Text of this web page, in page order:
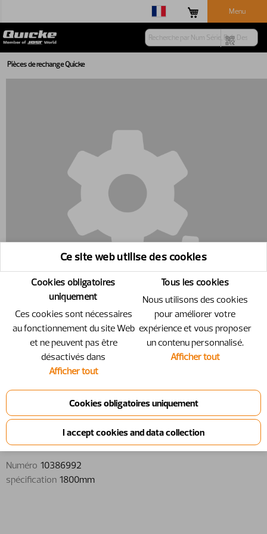
Menu
Pièces de rechange Quicke
10386992 - Support - 1800mm
Support
Numéro 10386992
spécification 1800mm
Ce site web utilise des cookies
Cookies obligatoires
uniquement
Ces cookies sont nécessaires
au fonctionnement du site Web
et ne peuvent pas être
désactivés dans
Afficher tout
Tous les cookies
Nous utilisons des cookies
pour améliorer votre
expérience et vous proposer
un contenu personnalisé.
Afficher tout